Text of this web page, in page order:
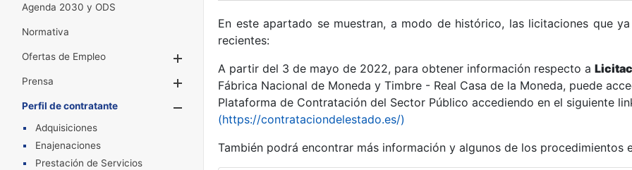
Agenda 2030 y ODS
Normativa
Ofertas de Empleo
Prensa
Mostrar/Ocultar
Perfil de contratante
Mostrar/Ocultar
Adquisiciones
Enajenaciones
Prestación de Servicios
En este apartado se muestran, a modo de histórico, las licitaciones que
recientes:
A partir del 3 de mayo de 2022, para obtener información respecto a
Fábrica Nacional de Moneda y Timbre - Real Casa de la Moneda, puede
Plataforma de Contratación del Sector Público accediendo en el siguiente
(https://contrataciondelestado.es/)
También podrá encontrar más información y algunos de los procedimientos